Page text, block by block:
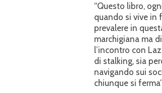
“Questo libro,
quando si vive in
prevalere in
marchigiana ma
l’incontro con
di stalking, sia
navigando sui
chiunque si